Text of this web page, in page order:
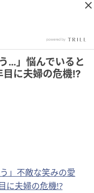
…」悩んでいると
に夫婦の危機!?
」不敵な笑みの愛
に夫婦の危機!?